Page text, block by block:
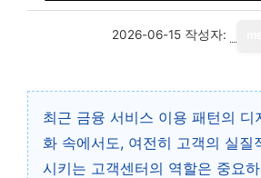
2026-06-15 작성자:
최근 금융 서비스 이용 패턴의 디
화 속에서도, 여전히 고객의 실질
시키는 고객센터의 역할은 중요